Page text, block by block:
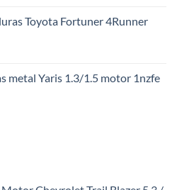
Toyota Fortuner 4Runner
metal Yaris 1.3/1.5 motor 1nzfe